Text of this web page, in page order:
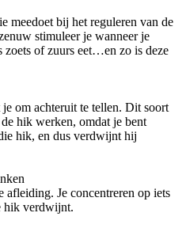
meedoet bij het reguleren van de
stimuleer je wanneer je
zoets of zuurs eet…en zo is deze
om achteruit te tellen. Dit soort
hik werken, omdat je bent
hik, en dus verdwijnt hij
Je concentreren op iets
hik verdwijnt.